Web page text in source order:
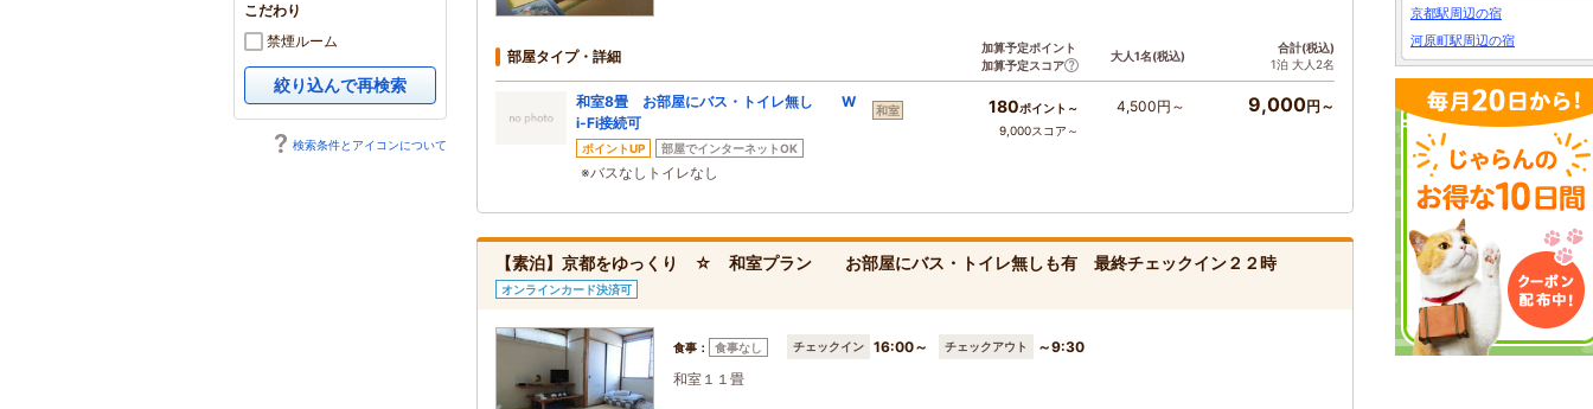
こだわり
禁煙ルーム
絞り込んで再検索
検索条件とアイコンについて
部屋タイプ・詳細
加算予定ポイント
加算予定スコア
大人1名(税込)
合計(税込)
1泊 大人2名
和室8畳 お部屋にバス・トイレ無し W
i-Fi接続可
ポイントUP 部屋でインターネットOK
※バスなしトイレなし
和室 180ポイント～
9,000スコア～
4,500円～ 9,000円～
【素泊】京都をゆっくり ☆ 和室プラン お部屋にバス・トイレ無しも有 最終チェックイン２２時
オンラインカード決済可
食事： 食事なし チェックイン 16:00～ チェックアウト
～9:30
和室１１畳
京都駅周辺の宿
河原町駅周辺の宿